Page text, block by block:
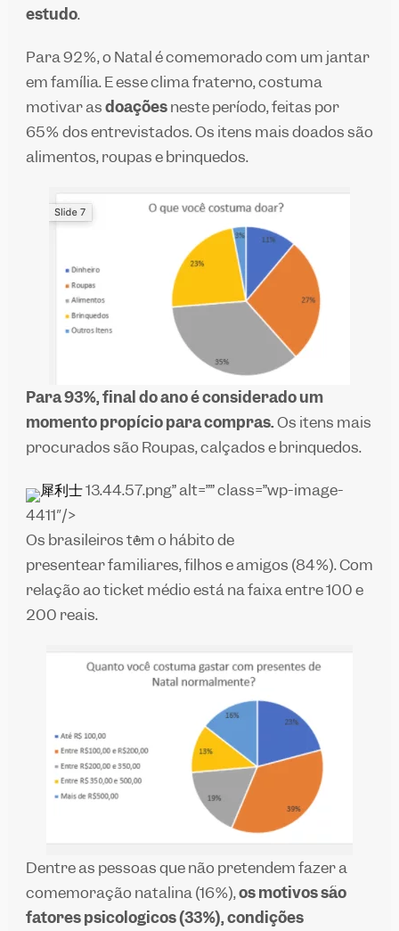
estudo.
Para 92%, o Natal é comemorado com um jantar
em família. E esse clima fraterno, costuma
motivar asdoaçõesneste período, feitas por
65% dos entrevistados. Os itens mais doados são
alimentos, roupas e brinquedos.
Para 93%, final do ano é considerado um
momento propício para compras.Os itens mais
procurados são Roupas, calçados e brinquedos.
犀利士13.44.57.png” alt=”” class=”wp-image-
4411″/>
Os brasileiros têm o hábito de
presentear familiares, filhos e amigos (84%). Com
relação ao ticket médio está na faixa entre 100 e
200 reais.
Dentre as pessoas que não pretendem fazer a
comemoração natalina (16%),os motivos são
fatores psicológicos (33%), condições